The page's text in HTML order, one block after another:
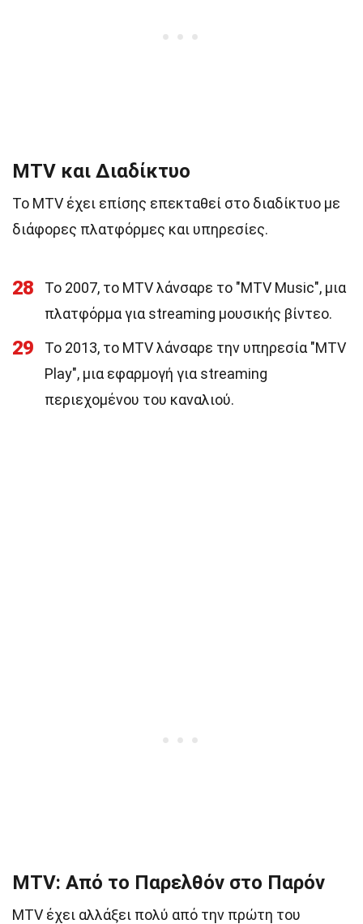
MTV και Διαδίκτυο
Το MTV έχει επίσης επεκταθεί στο διαδίκτυο με
διάφορες πλατφόρμες και υπηρεσίες.
28
Το 2007, το MTV λάνσαρε το "MTV Music", μια
πλατφόρμα για streaming μουσικής βίντεο.
29
Το 2013, το MTV λάνσαρε την υπηρεσία "MTV
Play", μια εφαρμογή για streaming
περιεχομένου του καναλιού.
MTV: Από το Παρελθόν στο Παρόν
MTV έχει αλλάξει πολύ από την πρώτη του